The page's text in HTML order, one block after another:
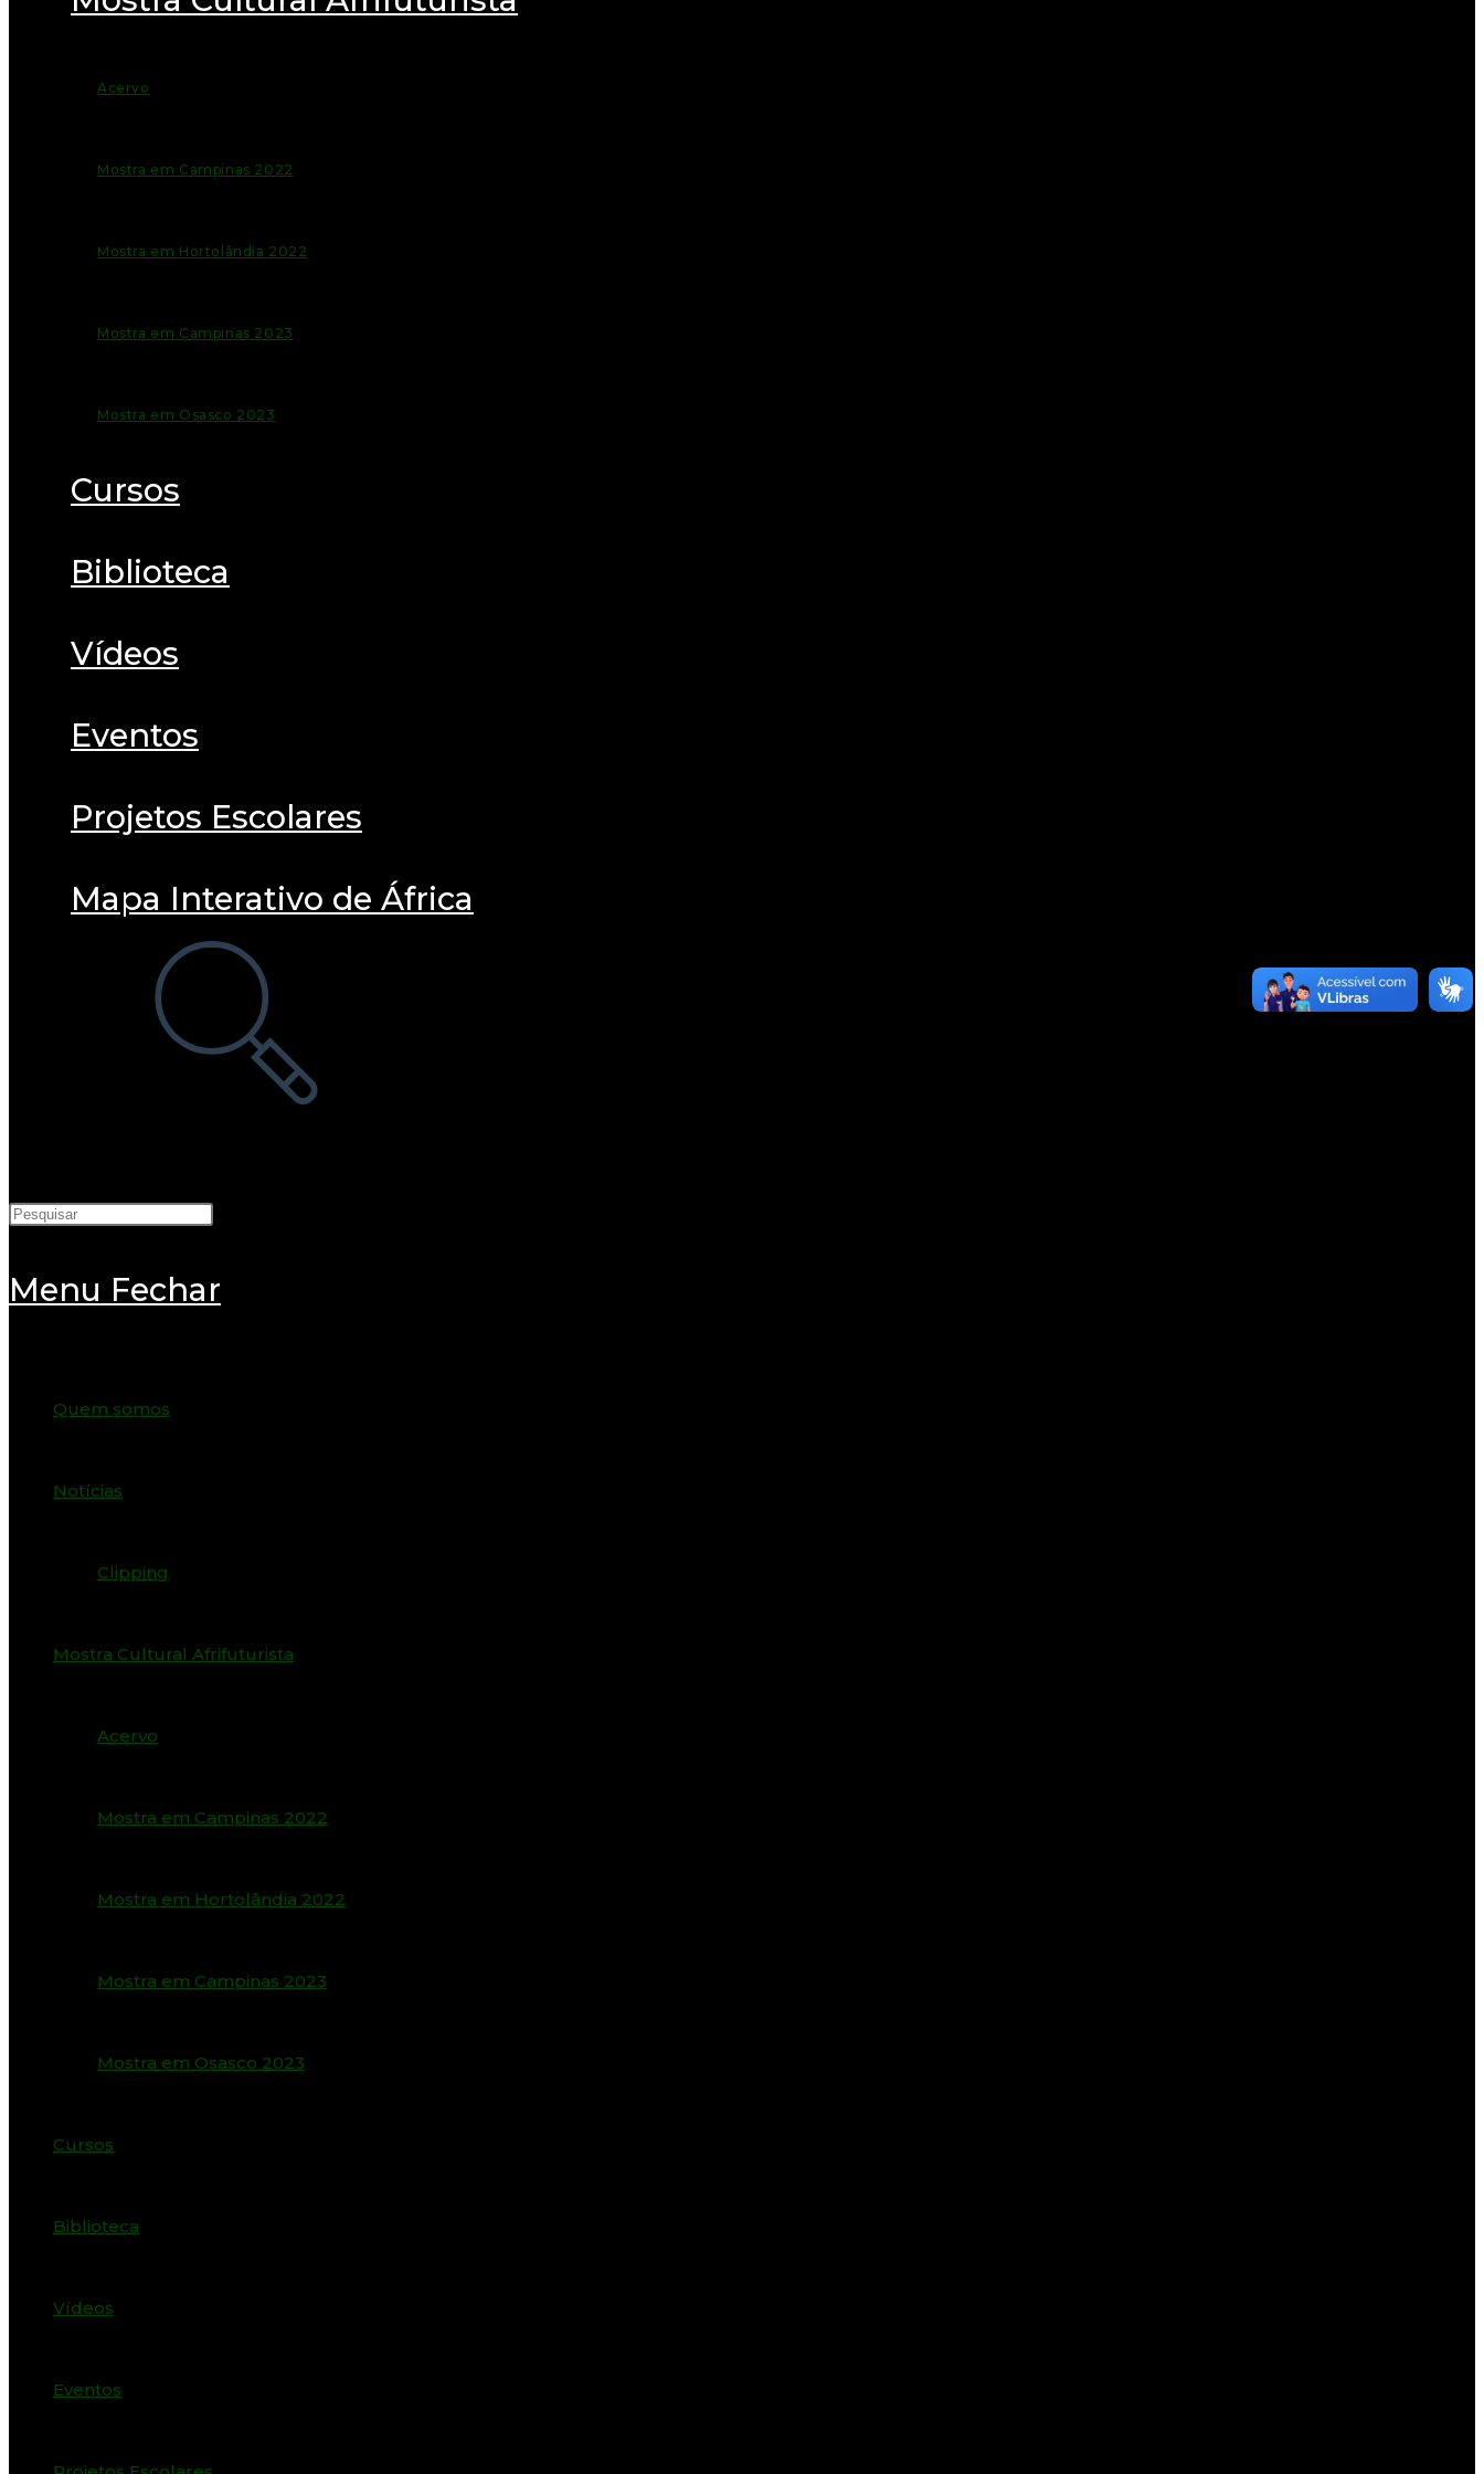
Acervo
Mostra em Campinas 2022
Mostra em Hortolândia 2022
Mostra em Campinas 2023
Mostra em Osasco 2023
Cursos
Biblioteca
Vídeos
Eventos
Projetos Escolares
Mapa Interativo de África
Alternar
pesquisa
Menu Fechar
Quem somos
Notícias
Clipping
Mostra Cultural Afrifuturista
Acervo
Mostra em Campinas 2022
Mostra em Hortolândia 2022
Mostra em Campinas 2023
Mostra em Osasco 2023
Cursos
Biblioteca
Vídeos
Eventos